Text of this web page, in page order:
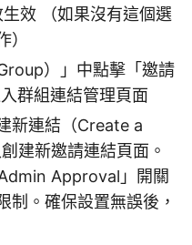
生效 （如果沒有這個選
）」中點擊「邀請
群組連結管理頁面
新連結（Create a
建新邀請連結頁面。
Approval」開關
制。確保設置無誤後，